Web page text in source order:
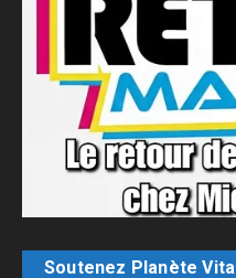
Soutenez Planète Vita